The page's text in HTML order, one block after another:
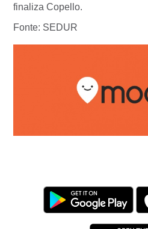
finaliza Copello.
Fonte: SEDUR